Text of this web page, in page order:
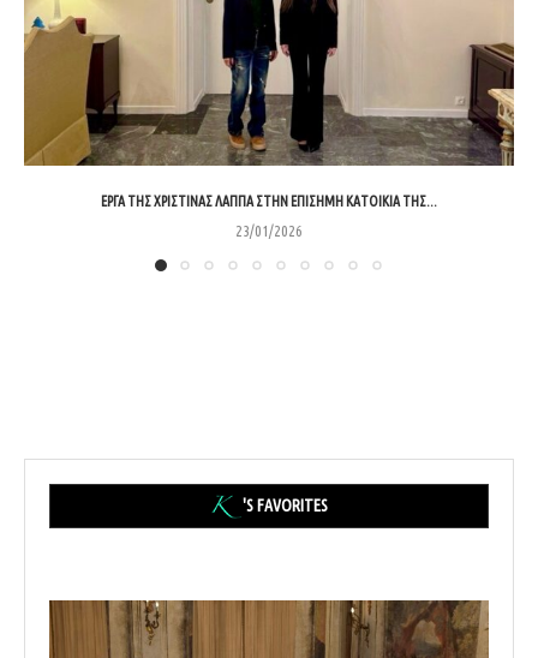
ΈΡΓΑ ΤΗΣ ΧΡΙΣΤΊΝΑΣ ΛΆΠΠΑ ΣΤΗΝ ΕΠΊΣΗΜΗ ΚΑΤΟΙΚΊΑ ΤΗΣ...
23/01/2026
'S FAVORITES